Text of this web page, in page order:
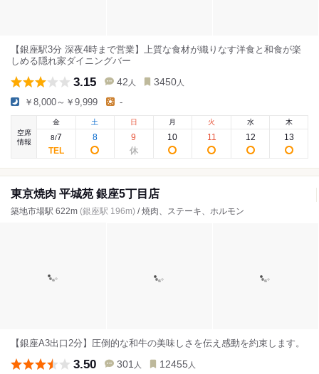
【銀座駅3分 深夜4時まで営業】上質な食材が織りなす洋食と和食が楽
しめる隠れ家ダイニングバー
3.15 42 人 3450 人
￥8,000～￥9,999 -
空席
情報
金
8/7
土
8
日
9
月
10
火
11
水
12
木
13
東京焼肉 平城苑 銀座5丁目店
築地市場駅 622m (銀座駅 196m) / 焼肉、ステーキ、ホルモン
【銀座A3出口2分】圧倒的な和牛の美味しさを伝え感動を約束します。
3.50 301 人 12455 人